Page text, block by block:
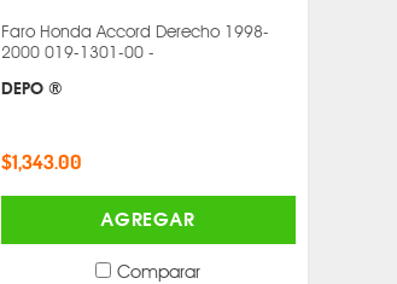
Faro Honda Accord Derecho 1998-
2000 019-1301-00 -
DEPO ®
$1,343.00
AGREGAR
Comparar